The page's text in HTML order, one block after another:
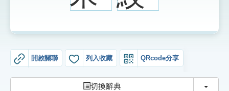
生字詞彙表
開啟關聯 列入收藏 QRcode分享
切換辭典 切換